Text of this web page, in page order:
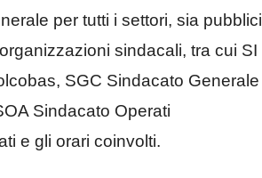
per tutti i settori, sia pubblici
sindacali, tra cui SI
SGC Sindacato Generale
Sindacato Operati
e gli orari coinvolti.